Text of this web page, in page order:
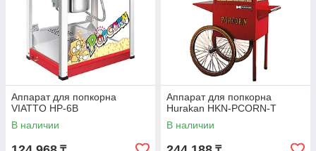
Аппарат для попкорна
VIATTO HP-6B
В наличии
Аппарат для попкорна
Hurakan HKN-PCORN-T
В наличии